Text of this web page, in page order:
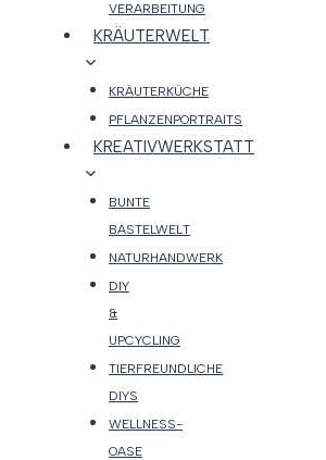
VERARBEITUNG
KRÄUTERWELT
KRÄUTERKÜCHE
PFLANZENPORTRAITS
KREATIVWERKSTATT
BUNTE
BASTELWELT
NATURHANDWERK
DIY
&
UPCYCLING
TIERFREUNDLICHE
DIYS
WELLNESS-
OASE